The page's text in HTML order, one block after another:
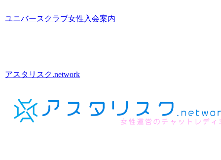
ユニバースクラブ女性入会案内
アスタリスク.network